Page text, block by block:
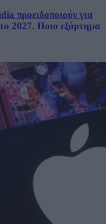
προειδοποιούν για
2027. Ποιο εξάρτημα